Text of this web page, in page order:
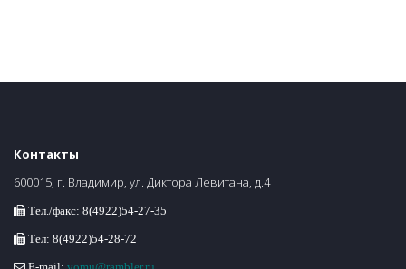
Контакты
600015, г. Владимир, ул. Диктора Левитана, д.4
Тел./факс: 8(4922)54-27-35
Тел: 8(4922)54-28-72